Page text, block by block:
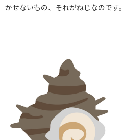
かせないもの、それがねじなのです。